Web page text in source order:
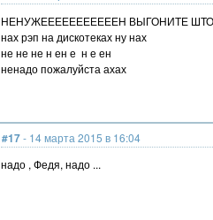
НЕНУЖЕЕЕЕЕЕЕЕЕЕЕН ВЫГОНИТЕ
нах рэп на дискотеках ну нах
не не не н ен е н е ен
ненадо пожалуйста ахах
#17- 14 марта 2015 в 16:04
надо , Федя, надо ...